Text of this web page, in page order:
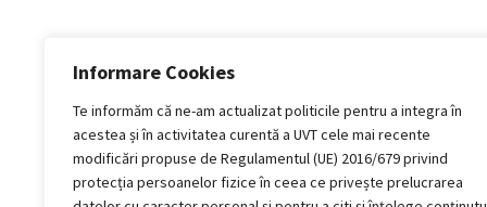
Informare Cookies
Te informăm că ne-am actualizat politicile pentru a integra în
acestea și în activitatea curentă a UVT cele mai recente
modificări propuse de Regulamentul (UE) 2016/679 privind
protecția persoanelor fizice în ceea ce privește prelucrarea